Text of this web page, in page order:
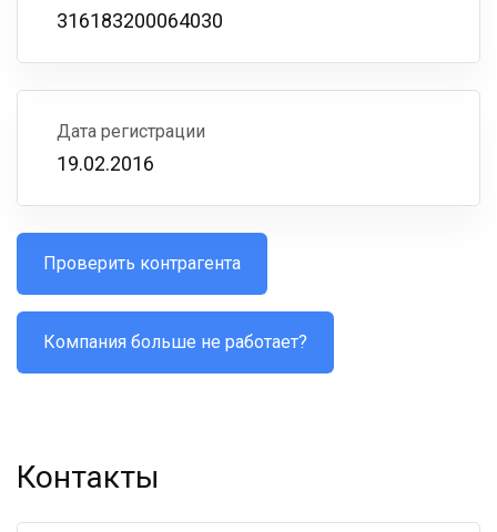
316183200064030
Дата регистрации
19.02.2016
Проверить контрагента
Компания больше не работает?
Контакты